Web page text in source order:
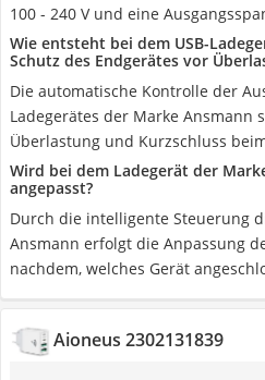
100 - 240 V und eine
Wie entsteht bei dem USB-
Schutz des Endgerätes vor
Die automatische Kontrolle der
Ladegerätes der Marke Ansmann
Überlastung und Kurzschluss
Wird bei dem Ladegerät der
angepasst?
Durch die intelligente Steuerung
Ansmann erfolgt die Anpassung
nachdem, welches Gerät
Aioneus 2302131839